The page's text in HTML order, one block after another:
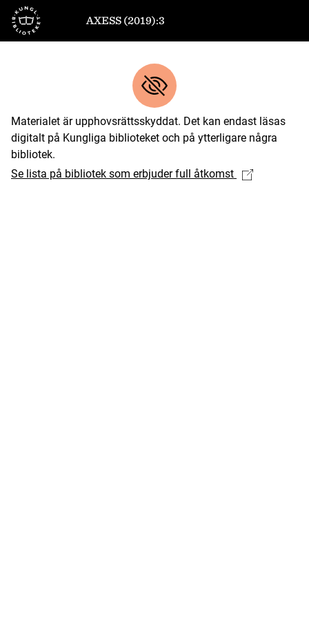
Till startsidan
AXESS (2019):3
Materialet är upphovsrättsskyddat. Det kan endast läsas
digitalt på Kungliga biblioteket och på ytterligare några
bibliotek.
Se lista på bibliotek som erbjuder full åtkomst